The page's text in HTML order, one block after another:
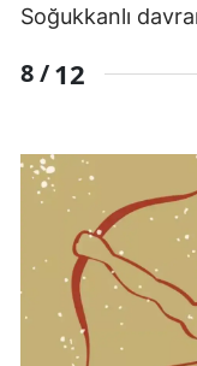
Soğukkanlı
8 /12